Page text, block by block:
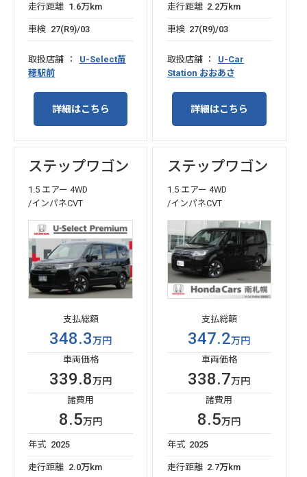
走行距離 1.6万km
車検 27(R9)/03
取扱店舗
U-Select苗
穂駅前
詳細はこちら
走行距離 2.2万km
車検 27(R9)/03
取扱店舗
U-Car
Station おおあさ
詳細はこちら
ステップワゴン
1.5 エアー 4WD
/インパネCVT
支払総額
348.3万円
車両価格
339.8万円
諸費用
8.5万円
年式 2025
走行距離 2.0万km
ステップワゴン
1.5 エアー 4WD
/インパネCVT
支払総額
347.2万円
車両価格
338.7万円
諸費用
8.5万円
年式 2025
走行距離 2.7万km